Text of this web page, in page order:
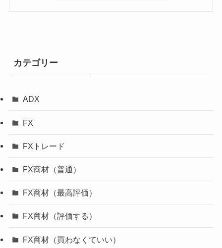
カテゴリー
ADX
FX
FXトレード
FX商材（普通）
FX商材（最高評価）
FX商材（評価する）
FX商材（買わなくていい）